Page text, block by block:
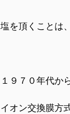
塩を頂くことは
１９７０年代か
イオン交換膜方